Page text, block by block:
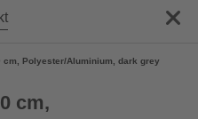
Polyester/Aluminium, dark grey
cm,